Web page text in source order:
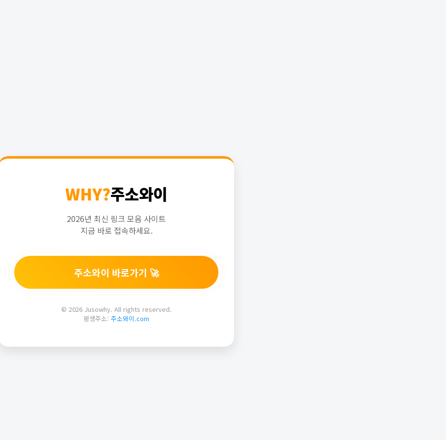
WHY?주소와이
2026년 최신 링크 모음 사이트
지금 바로 접속하세요.
주소와이 바로가기 🚀
© 2026 Jusowhy. All rights reserved.
평생주소: 주소와이.com